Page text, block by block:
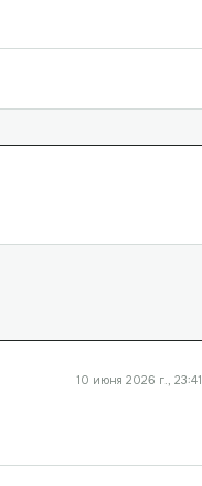
10 июня 2026 г., 23:41